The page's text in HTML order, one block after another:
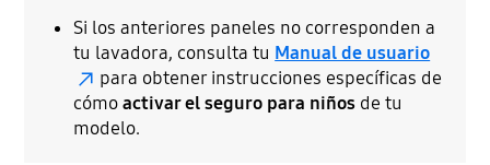
Si los anteriores paneles no corresponden a
tu lavadora, consulta tu Manual de usuario
para obtener instrucciones específicas de
cómoactivar el seguro para niños de tu
modelo.